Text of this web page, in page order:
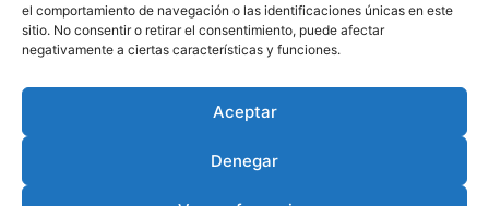
el comportamiento de navegación o las identificaciones únicas en este
sitio. No consentir o retirar el consentimiento, puede afectar
negativamente a ciertas características y funciones.
Aceptar
Denegar
en el ámbito empresarial.